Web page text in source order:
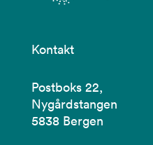
Kontakt
Postboks 22,
Nygårdstangen
5838 Bergen